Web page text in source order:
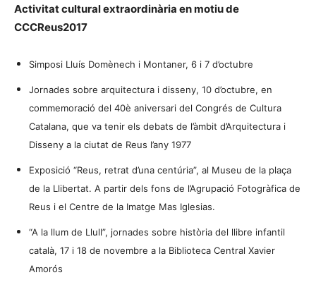
Activitat cultural extraordinària en motiu de
CCCReus2017
Simposi Lluís Domènech i Montaner, 6 i 7 d’octubre
Jornades sobre arquitectura i disseny, 10 d’octubre, en
commemoració del 40è aniversari del Congrés de Cultura
Catalana, que va tenir els debats de l’àmbit d’Arquitectura i
Disseny a la ciutat de Reus l’any 1977
Exposició “Reus, retrat d’una centúria”, al Museu de la plaça
de la Llibertat. A partir dels fons de l’Agrupació Fotogràfica de
Reus i el Centre de la Imatge Mas Iglesias.
“A la llum de Llull”, jornades sobre història del llibre infantil
català, 17 i 18 de novembre a la Biblioteca Central Xavier
Amorós